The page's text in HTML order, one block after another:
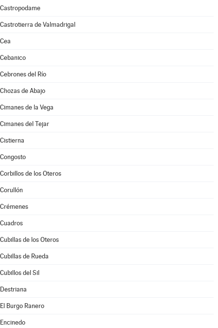
Castropodame
Castrotierra de Valmadrigal
Cea
Cebanico
Cebrones del Río
Chozas de Abajo
Cimanes de la Vega
Cimanes del Tejar
Cistierna
Congosto
Corbillos de los Oteros
Corullón
Crémenes
Cuadros
Cubillas de los Oteros
Cubillas de Rueda
Cubillos del Sil
Destriana
El Burgo Ranero
Encinedo